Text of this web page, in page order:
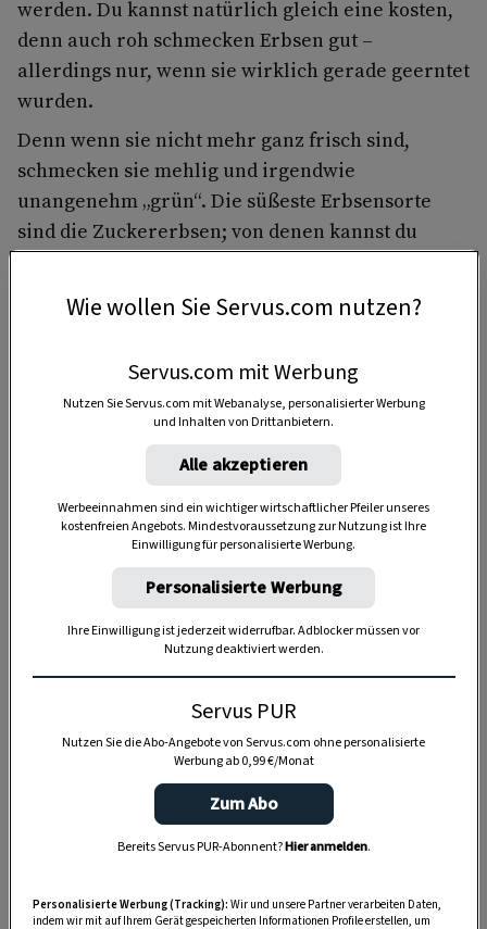
werden. Du kannst natürlich gleich eine kosten,
denn auch roh schmecken Erbsen gut –
allerdings nur, wenn sie wirklich gerade geerntet
wurden.
Denn wenn sie nicht mehr ganz frisch sind,
schmecken sie mehlig und irgendwie
unangenehm „grün“. Die süßeste Erbsensorte
sind die Zuckererbsen; von denen kannst du
sogar die knackigen Schoten essen.
Vorsicht, bitte keine ungekochten Hülsenfrüchte
außer den Erbsen sind im rohen Zustand giftig.
Tipp:Lass den Teig in Ruhe! Nach dem Raten
will der Teig nicht mehr geknetet werden,
sonst wird er krümelig.
20 Minuten
1:20 Stunden
Wie wollen Sie Servus.com nutzen?
Servus.com mit Werbung
Nutzen Sie Servus.com mit Webanalyse, personalisierter Werbung
und Inhalten von Drittanbietern.
Alle akzeptieren
Werbeeinnahmen sind ein wichtiger wirtschaftlicher Pfeiler unseres
kostenfreien Angebots. Mindestvoraussetzung zur Nutzung ist Ihre
Einwilligung für personalisierte Werbung.
Personalisierte Werbung
Ihre Einwilligung ist jederzeit widerrufbar. Adblocker müssen vor
Nutzung deaktiviert werden.
Servus PUR
Nutzen Sie die Abo-Angebote von Servus.com ohne personalisierte
Werbung ab 0,99 €/Monat
Zum Abo
Bereits Servus PUR-Abonnent?Hier anmelden.
Personalisierte Werbung (Tracking): Wir und unsere Partner verarbeiten Daten,
indem wir mit auf Ihrem Gerät gespeicherten Informationen Profile erstellen, um